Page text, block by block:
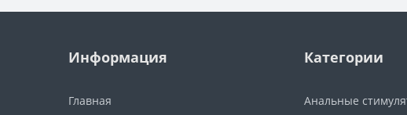
Информация
Главная
Категории
Анальные